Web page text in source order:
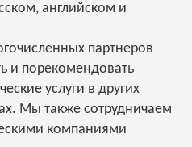
английском и
партнеров
и порекомендовать
услуги в других
Мы также сотрудничаем
компаниями